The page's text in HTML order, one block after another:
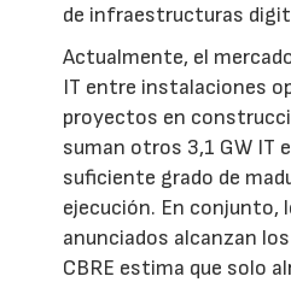
de infraestructuras
Actualmente, el
IT entre instalaciones
proyectos en
suman otros 3,1 GW IT
suficiente grado de
ejecución. En conjunto,
anunciados alcanzan los
CBRE estima que solo